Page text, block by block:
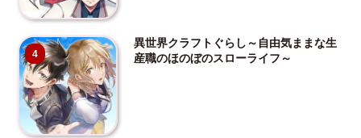
4
異世界クラフトぐらし～自由気ままな生
産職のほのぼのスローライフ～